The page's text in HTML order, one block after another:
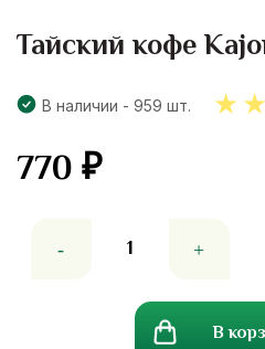
Тайский кофе
В наличии - 959 шт.
770₽
товара
В